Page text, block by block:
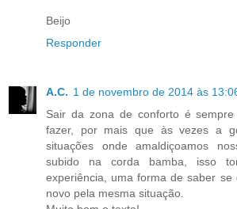
Beijo
Responder
A.C. 1 de novembro de 2014 às
Sair da zona de conforto é
fazer, por mais que às vezes a
situações onde amaldiçoamos
subido na corda bamba, isso
experiência, uma forma de saber se
novo pela mesma situação.